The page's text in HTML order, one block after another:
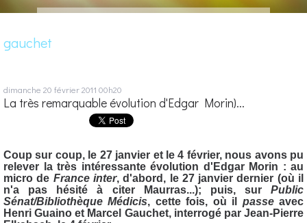
gauchet
dimanche 20 février 2011 00h20
La très remarquable évolution d'Edgar Morin)...
Coup sur coup, le 27 janvier et le 4 février, nous avons pu
relever la très intéressante évolution d'Edgar Morin : au
micro de France inter, d'abord, le 27 janvier dernier (où il
n'a pas hésité à citer Maurras...); puis, sur Public
Sénat/Bibliothèque Médicis, cette fois, où il passeavec
Henri Guaino et Marcel Gauchet, interrogé par Jean-Pierre